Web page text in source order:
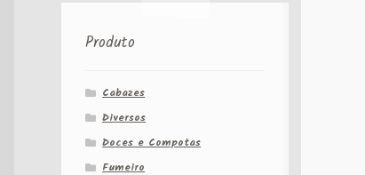
Produto
Cabazes
Diversos
Doces e Compotas
Fumeiro